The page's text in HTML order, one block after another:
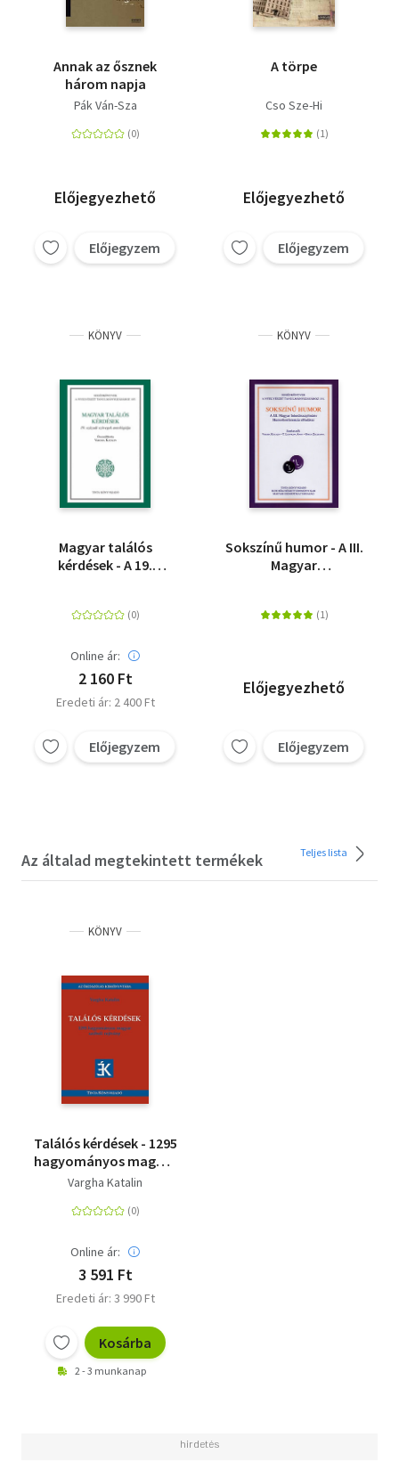
Annak az ősznek
három napja
Pák Ván-Sza
Előjegyezhető
Előjegyzem
A törpe
Cso Sze-Hi
Előjegyezhető
Előjegyzem
KÖNYV
Magyar találós
kérdések - A 19.
Online ár:
2 160 Ft
Eredeti ár: 2 400 Ft
Előjegyzem
KÖNYV
Sokszínű humor - A III.
Magyar
előadásai
Előjegyezhető
Előjegyzem
Az általad megtekintett termékek Teljes lista
KÖNYV
Találós kérdések - 1295
hagyományos magyar
szóbeli rejtvény
Vargha Katalin
Online ár:
3 591 Ft
Eredeti ár: 3 990 Ft
Kosárba
2 - 3 munkanap